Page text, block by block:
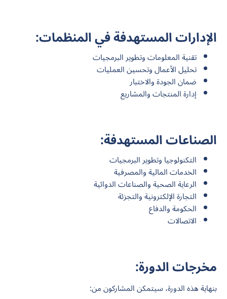
الإدارات المستهدفة في المنظمات:
تقنية المعلومات وتطوير البرمجيات
تحليل الأعمال وتحسين العمليات
ضمان الجودة والاختبار
إدارة المنتجات والمشاريع
الصناعات المستهدفة:
التكنولوجيا وتطوير البرمجيات
الخدمات المالية والمصرفية
الرعاية الصحية والصناعات الدوائية
التجارة الإلكترونية والتجزئة
الحكومة والدفاع
الاتصالات
مخرجات الدورة:
بنهاية هذه الدورة، سيتمكن المشاركون من: